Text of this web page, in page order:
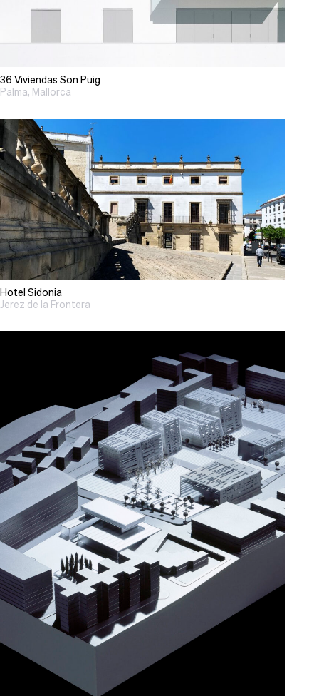
36 Viviendas Son Puig
Palma, Mallorca
Hotel Sidonia
Jerez de la Frontera